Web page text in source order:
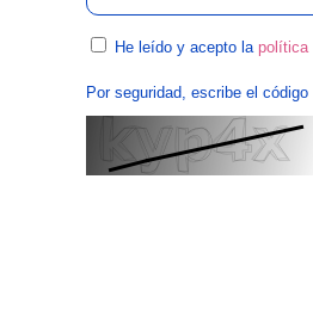
He leído y acepto la política
Por seguridad, escribe el